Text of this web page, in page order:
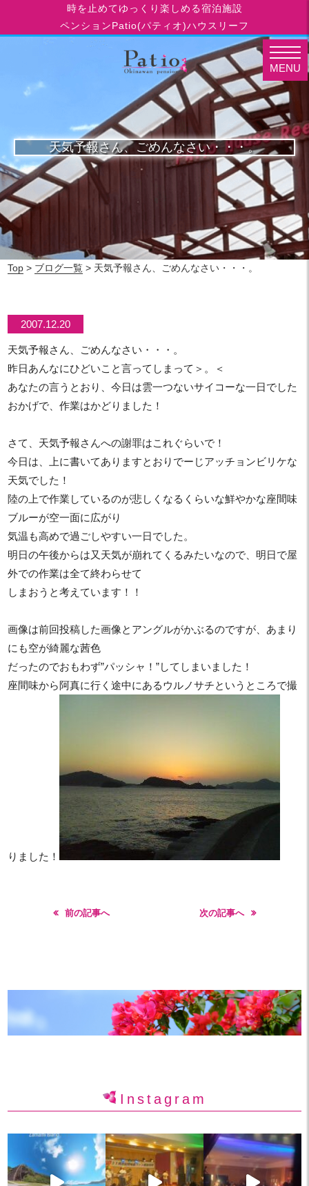
時を止めてゆっくり楽しめる宿泊施設
ペンションPatio(パティオ)ハウスリーフ
天気予報さん、ごめんなさい・・・。
Top > ブログ一覧 > 天気予報さん、ごめんなさい・・・。
2007.12.20
天気予報さん、ごめんなさい・・・。
昨日あんなにひどいこと言ってしまって＞。＜
あなたの言うとおり、今日は雲一つないサイコーな一日でした
おかげで、作業はかどりました！
さて、天気予報さんへの謝罪はこれぐらいで！
今日は、上に書いてありますとおりでーじアッチョンビリケな
天気でした！
陸の上で作業しているのが悲しくなるくらいな鮮やかな座間味
ブルーが空一面に広がり
気温も高めで過ごしやすい一日でした。
明日の午後からは又天気が崩れてくるみたいなので、明日で屋
外での作業は全て終わらせて
しまおうと考えています！！
画像は前回投稿した画像とアングルがかぶるのですが、あまり
にも空が綺麗な茜色
だったのでおもわず”パッシャ！”してしまいました！
座間味から阿真に行く途中にあるウルノサチというところで撮
りました！
前の記事へ 次の記事へ
Instagram
MENU